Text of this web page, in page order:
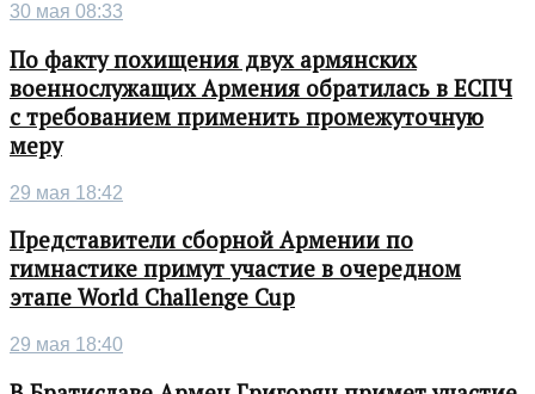
30 мая 08:33
По факту похищения двух армянских
военнослужащих Армения обратилась в ЕСПЧ
с требованием применить промежуточную
меру
29 мая 18:42
Представители сборной Армении по
гимнастике примут участие в очередном
этапе World Challenge Cup
29 мая 18:40